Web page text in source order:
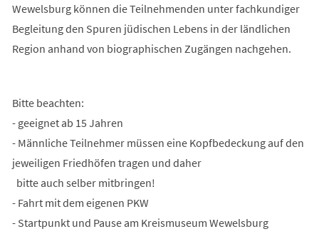
Wewelsburg können die Teilnehmenden unter fachkundiger
Begleitung den Spuren jüdischen Lebens in der ländlichen
Region anhand von biographischen Zugängen nachgehen.
Bitte beachten:
- geeignet ab 15 Jahren
- Männliche Teilnehmer müssen eine Kopfbedeckung auf den
jeweiligen Friedhöfen tragen und daher
bitte auch selber mitbringen!
- Fahrt mit dem eigenen PKW
- Startpunkt und Pause am Kreismuseum Wewelsburg